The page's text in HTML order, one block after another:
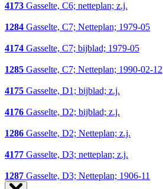
4173 Gasselte, C6; netteplan; z.j.
1284 Gasselte, C7; Netteplan; 1979-05
4174 Gasselte, C7; bijblad; 1979-05
1285 Gasselte, C7; Netteplan; 1990-02-12
4175 Gasselte, D1; bijblad; z.j.
4176 Gasselte, D2; bijblad; z.j.
1286 Gasselte, D2; Netteplan; z.j.
4177 Gasselte, D3; netteplan; z.j.
1287 Gasselte, D3; Netteplan; 1906-11